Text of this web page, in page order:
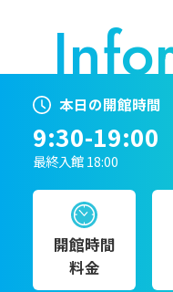
本日の開館時間
9:30-19:00
最終入館 18:00
開館時間
料金